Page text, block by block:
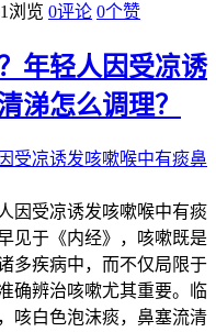
浏览 0评论 0个赞
年轻人因受凉诱
涕怎么调理？
受凉诱发咳嗽喉中有痰
见于《内经》，咳嗽既是
多疾病中，而不仅局限于
确辨治咳嗽尤其重要。临
咳白色泡沫痰，鼻塞流清